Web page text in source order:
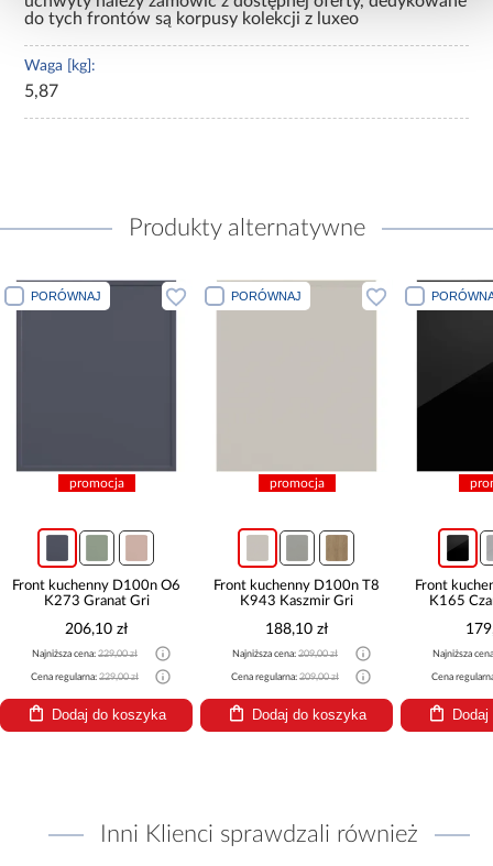
do tych frontów są korpusy kolekcji z luxeo
Waga [kg]:
5,87
Produkty alternatywne
PORÓWNAJ
promocja
Front kuchenny D100n O6
K273 Granat Gri
206,10 zł
Najniższa cena: 229,00 zł
Cena regularna: 229,00 zł
Dodaj do koszyka
PORÓWNAJ
promocja
Front kuchenny D100n T8
K943 Kaszmir Gri
188,10 zł
Najniższa cena: 209,00 zł
Cena regularna: 209,00 zł
Dodaj do koszyka
Front
K165
Najniższa
Cena
Inni Klienci sprawdzali również